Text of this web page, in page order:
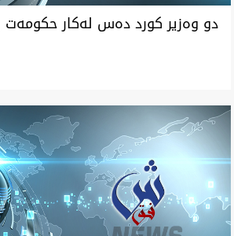
دو وه‌زير كورد ده‌س له‌كار